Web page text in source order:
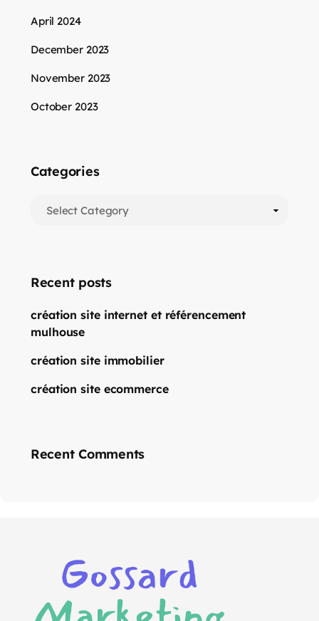
April 2024
December 2023
November 2023
October 2023
Categories
Recent posts
création site internet et référencement
mulhouse
création site immobilier
création site ecommerce
Recent Comments